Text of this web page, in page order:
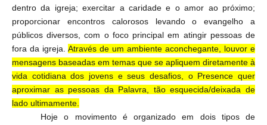
dentro da igreja; exercitar a caridade e o amor ao próximo;
proporcionar encontros calorosos levando o evangelho a
públicos diversos, com o foco principal em atingir pessoas de
fora da igreja. Através de um ambiente aconchegante, louvor e
mensagens baseadas em temas que se apliquem diretamente à
vida cotidiana dos jovens e seus desafios, o Presence quer
aproximar as pessoas da Palavra, tão esquecida/deixada de
lado ultimamente.
Hoje o movimento é organizado em dois tipos de